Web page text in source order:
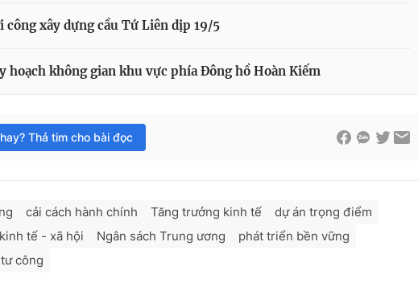
công xây dựng cầu Tứ Liên dịp 19/5
hoạch không gian khu vực phía Đông hồ Hoàn Kiếm
Thả tim cho bài đọc
cải cách hành chính Tăng trưởng kinh tế
dự án trọng điểm
kinh tế - xã hội Ngân sách Trung ương
phát triển bền vững
công